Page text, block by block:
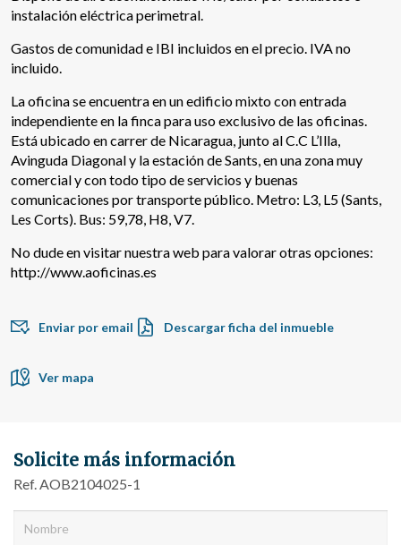
instalación eléctrica perimetral.
Gastos de comunidad e IBI incluidos en el precio. IVA no
incluido.
La oficina se encuentra en un edificio mixto con entrada
independiente en la finca para uso exclusivo de las oficinas.
Está ubicado en carrer de Nicaragua, junto al C.C L’Illa,
Avinguda Diagonal y la estación de Sants, en una zona muy
comercial y con todo tipo de servicios y buenas
comunicaciones por transporte público. Metro: L3, L5 (Sants,
Les Corts). Bus: 59,78, H8, V7.
No dude en visitar nuestra web para valorar otras opciones:
http://www.aoficinas.es
Enviar por email Descargar ficha del inmueble
Ver mapa
Solicite más información
Ref. AOB2104025-1
Este sitio web utiliza Cookies propias para recopilar
información con la finalidad de mejorar nuestros servicios.
instalación de las mismas. El usuario tiene la posibilidad
deberá tener en cuenta que dicha acción podrá ocasionar